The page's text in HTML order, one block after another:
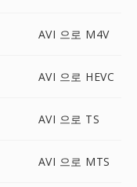
AVI 으로 M4V
AVI 으로 HEVC
AVI 으로 TS
AVI 으로 MTS